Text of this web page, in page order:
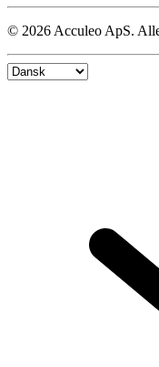
© 2026 Acculeo ApS.